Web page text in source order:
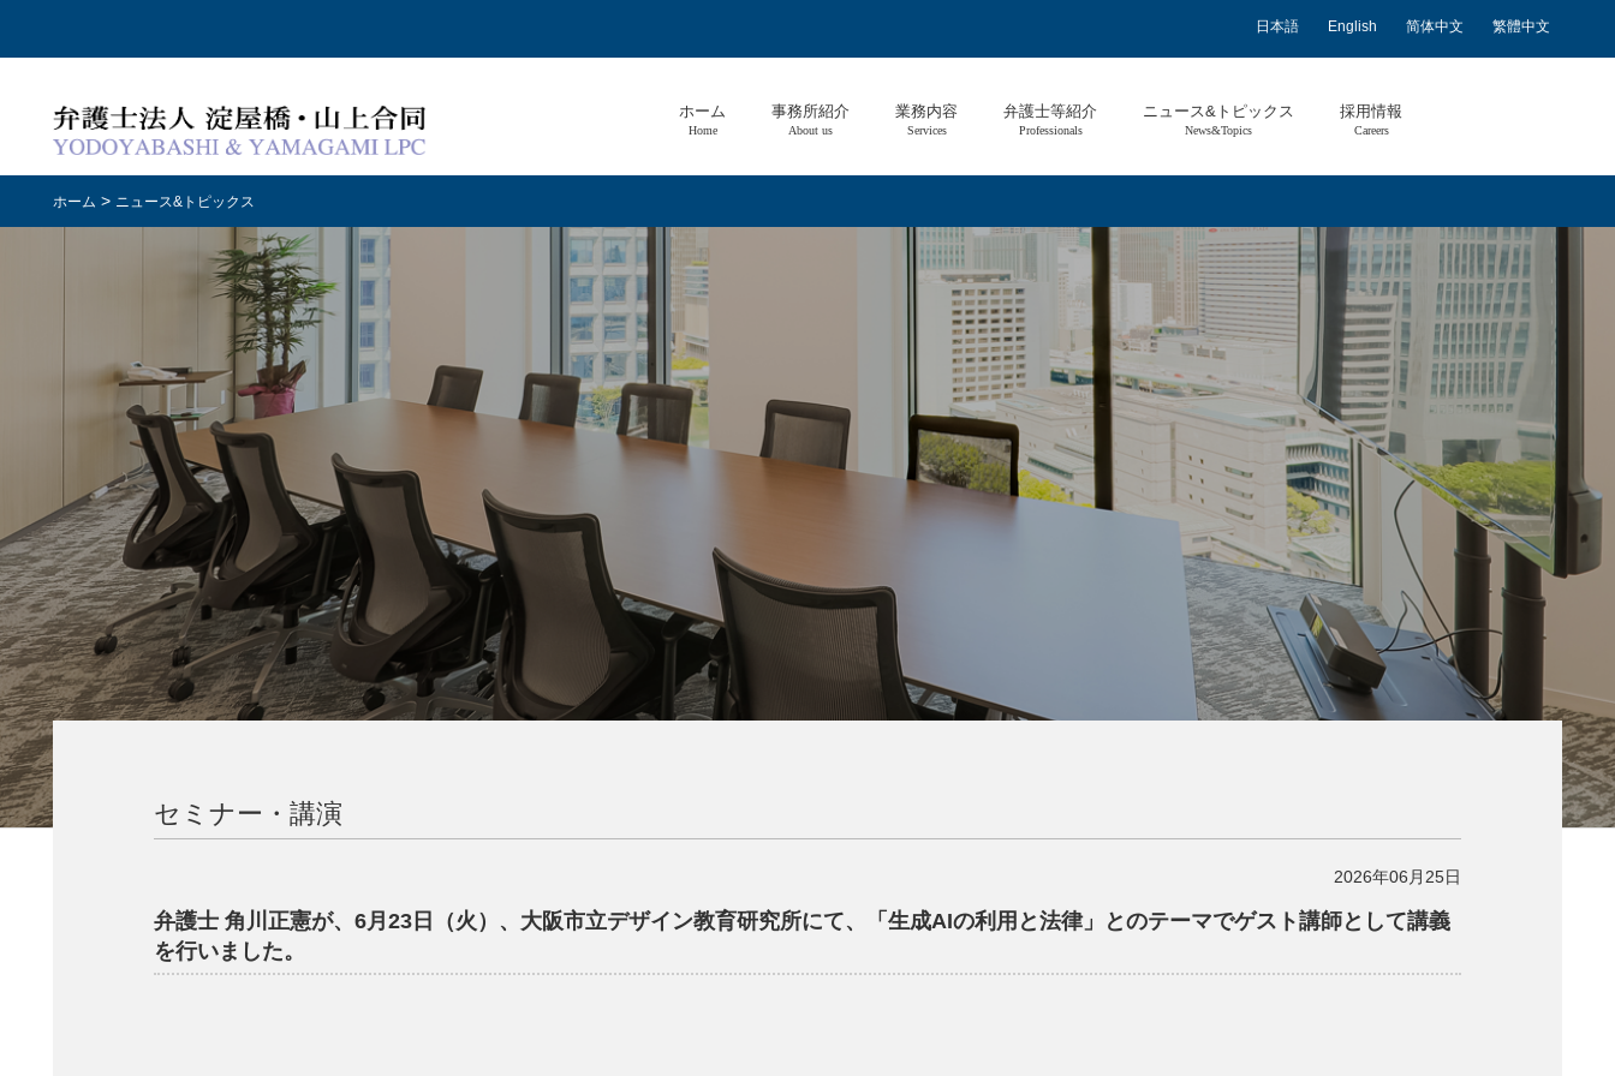
日本語 English 简体中文 繁體中文
ホーム
Home
事務所紹介
About us
業務内容
Services
弁護士等紹介
Professionals
ニュース&トピックス
News&Topics
採用情報
Careers
ホーム > ニュース&トピックス
セミナー・講演
2026年06月25日
弁護士 角川正憲が、6月23日（火）、大阪市立デザイン教育研究所にて、「生成AIの利用と法律」とのテーマでゲスト講師として講義
を行いました。